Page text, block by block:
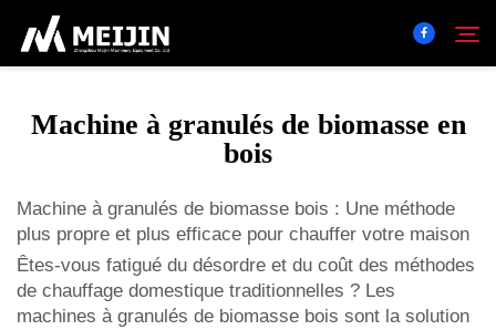
Solution
Centre De Produits
Machine à granulés de biomasse en
bois
Machine à granulés de biomasse bois : Une méthode
plus propre et plus efficace pour chauffer votre maison
Êtes-vous fatigué du désordre et du coût des méthodes
de chauffage domestique traditionnelles ? Les
machines à granulés de biomasse bois sont la solution